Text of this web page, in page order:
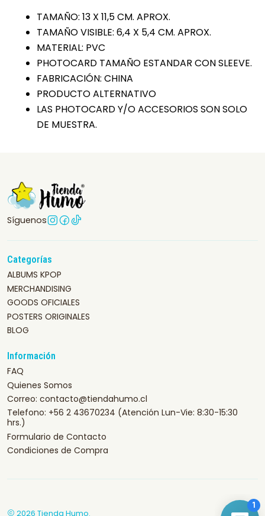
TAMAÑO: 13 X 11,5 CM. APROX.
TAMAÑO VISIBLE: 6,4 X 5,4 CM. APROX.
MATERIAL: PVC
PHOTOCARD TAMAÑO ESTANDAR CON SLEEVE.
FABRICACIÓN: CHINA
PRODUCTO ALTERNATIVO
LAS PHOTOCARD Y/O ACCESORIOS SON SOLO
DE MUESTRA.
Síguenos
Categorías
ALBUMS KPOP
MERCHANDISING
GOODS OFICIALES
POSTERS ORIGINALES
BLOG
Información
FAQ
Quienes Somos
Correo: contacto@tiendahumo.cl
Telefono: +56 2 43670234 (Atención Lun-Vie: 8:30-15:30
hrs.)
Formulario de Contacto
Condiciones de Compra
2026 Tienda Humo.